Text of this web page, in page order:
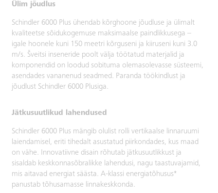
Ülim jõudlus
Schindler 6000 Plus ühendab kõrghoone jõudluse ja ülimalt
kvaliteetse sõidukogemuse maksimaalse paindlikkusega –
igale hoonele kuni 150 meetri kõrguseni ja kiiruseni kuni 3.0
m/s. Šveitsi inseneride poolt välja töötatud materjalid ja
komponendid on loodud sobituma olemasolevasse süsteemi,
asendades vananenud seadmed. Paranda töökindlust ja
jõudlust Schindler 6000 Plusiga.
Jätkusuutlikud lahendused
Schindler 6000 Plus mängib olulist rolli vertikaalse linnaruumi
laiendamisel, eriti tihedalt asustatud piirkondades, kus maad
on vähe. Innovatiivne disain rõhutab jätkusuutlikkust ja
sisaldab keskkonnasõbralikke lahendusi, nagu taastuvajamid,
mis aitavad energiat säästa. A-klassi energiatõhusus*
panustab tõhusamasse linnakeskkonda.